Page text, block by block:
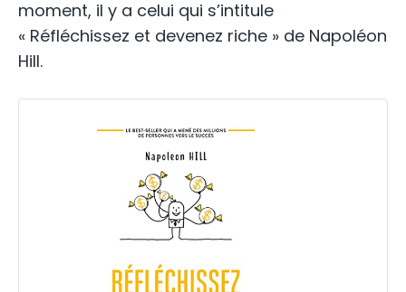
moment, il y a celui qui s’intitule
« Réfléchissez et devenez riche » de Napoléon
Hill.